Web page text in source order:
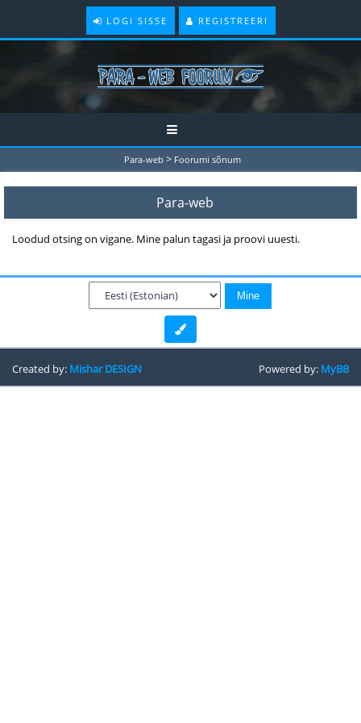
LOGI SISSE REGISTREERI
Para-web > Foorumi sõnum
Para-web
Loodud otsing on vigane. Mine palun tagasi ja proovi uuesti.
Created by: Mishar DESIGN Powered by: MyBB